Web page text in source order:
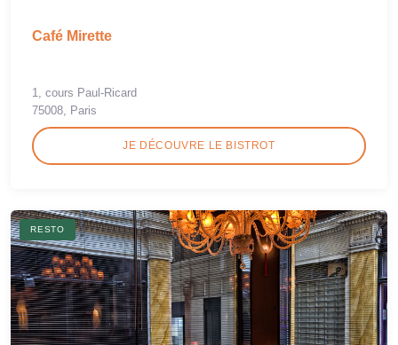
Café Mirette
1, cours Paul-Ricard
75008, Paris
JE DÉCOUVRE LE BISTROT
RESTO